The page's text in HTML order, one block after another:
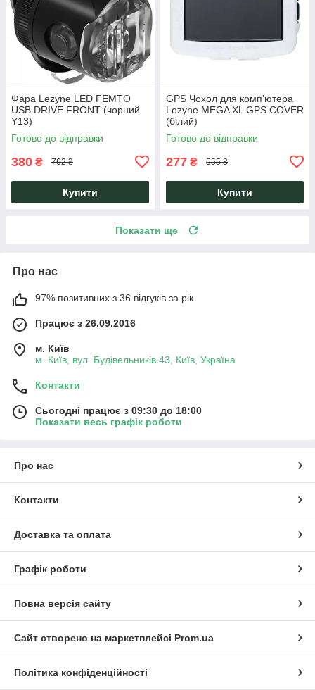
Фара Lezyne LED FEMTO
USB DRIVE FRONT (чорний
Y13)
Готово до відправки
380 ₴ 762 ₴
Купити
GPS Чохол для комп'ютера
Lezyne MEGA XL GPS COVER
(білий)
Готово до відправки
277 ₴ 555 ₴
Купити
Показати ще
Про нас
97% позитивних з 36 відгуків за рік
Працює з 26.09.2016
м. Київ
м. Київ, вул. Будівельників 43, Київ, Україна
Контакти
Сьогодні працює з 09:30 до 18:00
Показати весь графік роботи
Про нас
Контакти
Доставка та оплата
Графік роботи
Повна версія сайту
Сайт створено на маркетплейсі Prom.ua
Політика конфіденційності